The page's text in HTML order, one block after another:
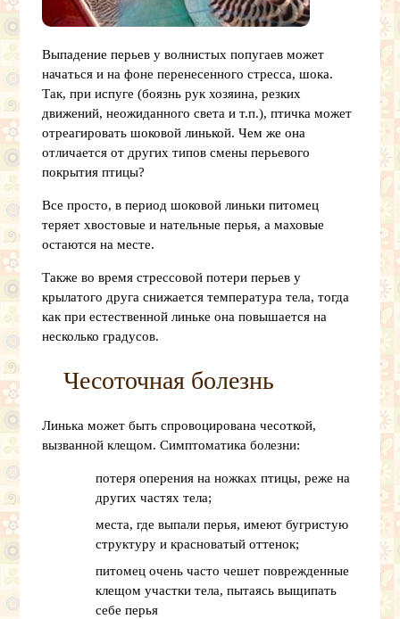
Выпадение перьев у волнистых попугаев может
начаться и на фоне перенесенного стресса, шока.
Так, при испуге (боязнь рук хозяина, резких
движений, неожиданного света и т.п.), птичка может
отреагировать шоковой линькой. Чем же она
отличается от других типов смены перьевого
покрытия птицы?
Все просто, в период шоковой линьки питомец
теряет хвостовые и нательные перья, а маховые
остаются на месте.
Также во время стрессовой потери перьев у
крылатого друга снижается температура тела, тогда
как при естественной линьке она повышается на
несколько градусов.
Чесоточная болезнь
Линька может быть спровоцирована чесоткой,
вызванной клещом. Симптоматика болезни:
потеря оперения на ножках птицы, реже на
других частях тела;
места, где выпали перья, имеют бугристую
структуру и красноватый оттенок;
питомец очень часто чешет поврежденные
клещом участки тела, пытаясь выщипать
себе перья